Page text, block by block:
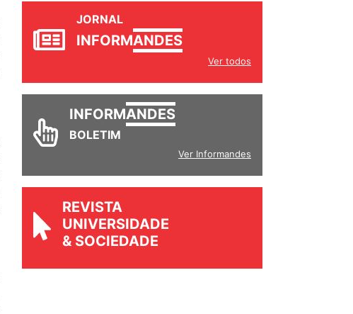
JORNAL
Ver todos
INFORM
Ver Informandes
REVISTA
UNIVERSIDADE